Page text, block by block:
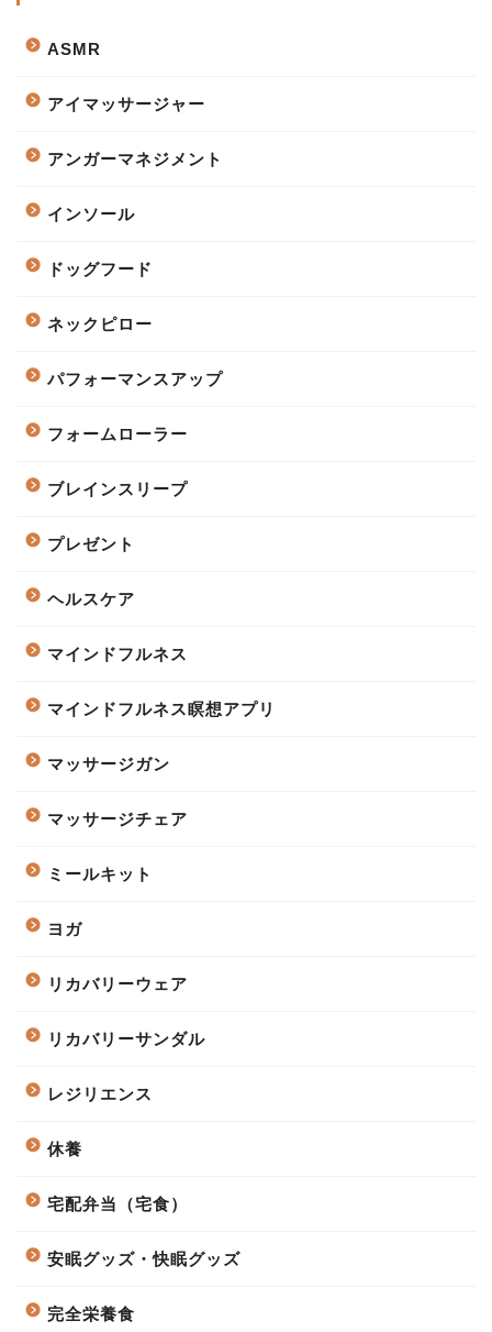
ASMR
アイマッサージャー
アンガーマネジメント
インソール
ドッグフード
ネックピロー
パフォーマンスアップ
フォームローラー
ブレインスリープ
プレゼント
ヘルスケア
マインドフルネス
マインドフルネス瞑想アプリ
マッサージガン
マッサージチェア
ミールキット
ヨガ
リカバリーウェア
リカバリーサンダル
レジリエンス
休養
宅配弁当（宅食）
安眠グッズ・快眠グッズ
完全栄養食